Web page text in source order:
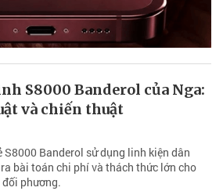
S8000 Banderol của Nga:
và chiến thuật
S8000 Banderol sử dụng linh kiện dân
bài toán chi phí và thách thức lớn cho
phương.